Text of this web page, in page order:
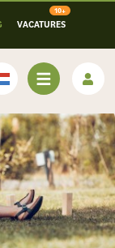
VACATURES